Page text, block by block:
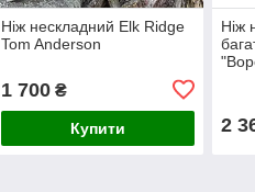
Ніж нескладний Elk Ridge
Tom Anderson
1 700₴
Купити
Ніж
2